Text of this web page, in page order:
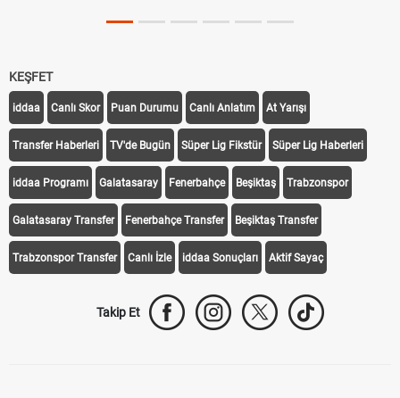
KEŞFET
iddaa Canlı Skor Puan Durumu Canlı Anlatım At Yarışı
Transfer Haberleri TV'de Bugün Süper Lig Fikstür Süper Lig Haberleri
iddaa Programı Galatasaray Fenerbahçe Beşiktaş Trabzonspor
Galatasaray Transfer Fenerbahçe Transfer Beşiktaş Transfer
Trabzonspor Transfer Canlı İzle iddaa Sonuçları Aktif Sayaç
Takip Et